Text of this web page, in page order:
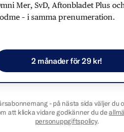
Mer, SvD, Aftonbladet Plus
– i samma prenumeration.
2 månader för 29 kr!
- på nästa sida väljer du
att klicka vidare godkänner du de
personuppgiftspolicy.